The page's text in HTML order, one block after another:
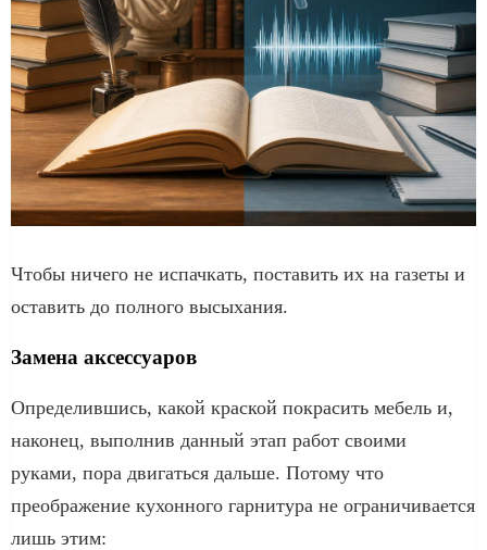
Чтобы ничего не испачкать, поставить их на газеты и
оставить до полного высыхания.
Замена аксессуаров
Определившись, какой краской покрасить мебель и,
наконец, выполнив данный этап работ своими
руками, пора двигаться дальше. Потому что
преображение кухонного гарнитура не ограничивается
лишь этим: